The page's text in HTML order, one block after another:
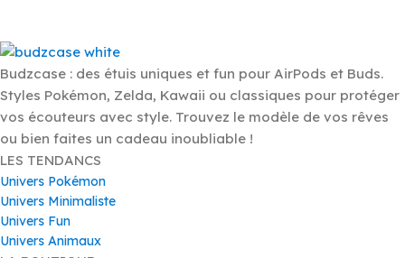
Budzcase : des étuis uniques et fun pour AirPods et Buds.
Styles Pokémon, Zelda, Kawaii ou classiques pour protéger
vos écouteurs avec style. Trouvez le modèle de vos rêves
ou bien faites un cadeau inoubliable !
LES TENDANCS
Univers Pokémon
Univers Minimaliste
Univers Fun
Univers Animaux